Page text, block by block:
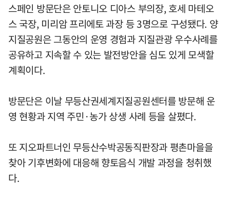
스페인 방문단은 안토니오 디아스 부의장, 호세 마테오
스 국장, 미리암 프리에토 과장 등 3명으로 구성됐다. 양
지질공원은 그동안의 운영 경험과 지질관광 우수사례를
공유하고 지속할 수 있는 발전방안을 심도 있게 모색할
계획이다.
방문단은 이날 무등산권세계지질공원센터를 방문해 운
영 현황과 지역 주민·농가 상생 사례 등을 살폈다.
또 지오파트너인 무등산수박공동직판장과 평촌마을을
찾아 기후변화에 대응해 향토음식 개발 과정을 청취했
다.